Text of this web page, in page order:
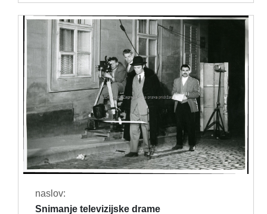
naslov:
Snimanje televizijske drame